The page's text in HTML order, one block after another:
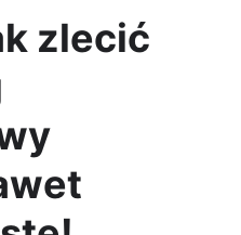
zlecić